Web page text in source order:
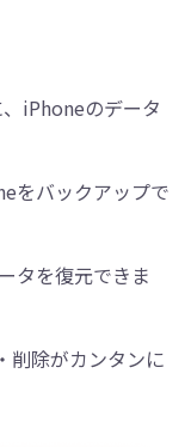
iPhoneのデータ
をバックアップで
タを復元できま
削除がカンタンに